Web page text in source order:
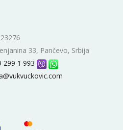
33, Pančevo, Srbija
299 1 993